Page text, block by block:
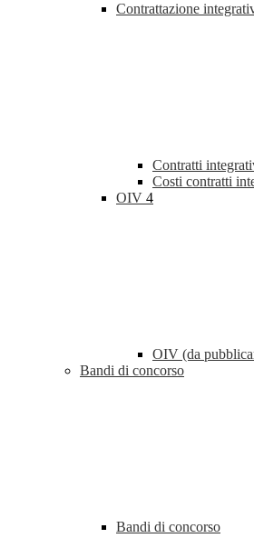
Contrattazione
Contratti
Costi contratti
OIV 4
OIV (da
Bandi di concorso
Bandi di concorso